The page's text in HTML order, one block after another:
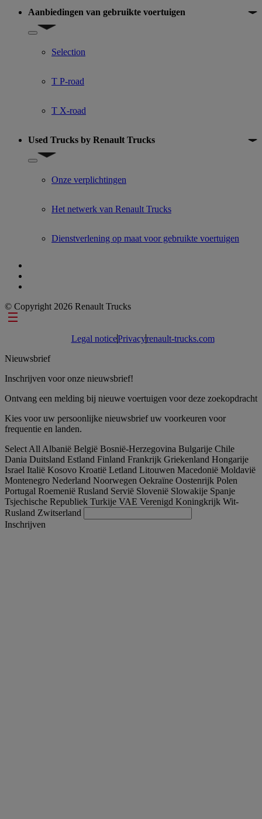
Aanbiedingen van gebruikte voertuigen
Show submenu for Aanbiedingen van gebruikte voertuigen
Selection
T P-road
T X-road
Used Trucks by Renault Trucks
Show submenu for Used Trucks by Renault Trucks
Onze verplichtingen
Het netwerk van Renault Trucks
Dienstverlening op maat voor gebruikte voertuigen
© Copyright 2026 Renault Trucks
Footer links
Legal noticePrivacyrenault-trucks.com
Nieuwsbrief
Inschrijven voor onze nieuwsbrief!
Ontvang een melding bij nieuwe voertuigen voor deze zoekopdracht
Kies voor uw persoonlijke nieuwsbrief uw voorkeuren voor
frequentie en landen.
Select All Albanië België Bosnië-Herzegovina Bulgarije Chile
Dania Duitsland Estland Finland Frankrijk Griekenland Hongarije
Israel Italië Kosovo Kroatië Letland Litouwen Macedonië Moldavië
Montenegro Nederland Noorwegen Oekraïne Oostenrijk Polen
Portugal Roemenië Rusland Servië Slovenië Slowakije Spanje
Tsjechische Republiek Turkije VAE Verenigd Koningkrijk Wit-
Rusland Zwitserland
Inschrijven